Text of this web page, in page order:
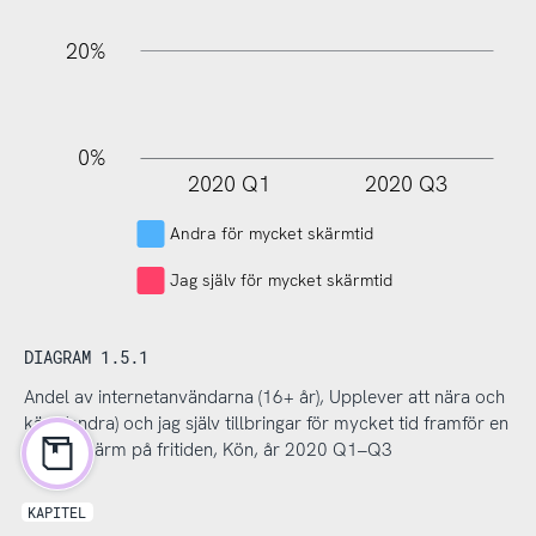
20%
0%
2020 Q1 2020 Q3
Andra för mycket skärmtid
Jag själv för mycket skärmtid
DIAGRAM 1.5.1
Andel av internetanvändarna (16+ år), Upplever att nära och
kära (andra) och jag själv tillbringar för mycket tid framför en
digital skärm på fritiden, Kön, år 2020 Q1–Q3
KAPITEL